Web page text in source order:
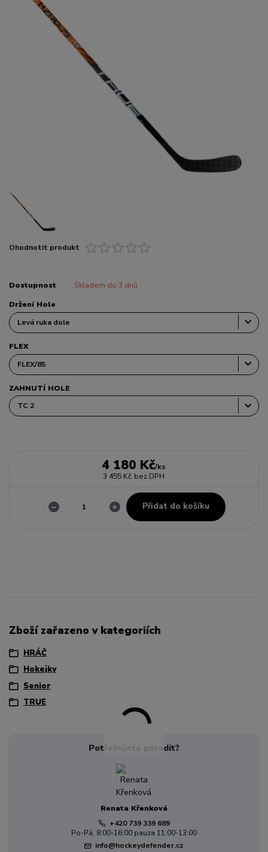
Ohodnotit produkt
Dostupnost Skladem do 3 dnů
Držení Hole
FLEX
ZAHNUTÍ HOLE
4 180 Kč/ks
3 455 Kč bez DPH
Přidat do košíku
Zboží zařazeno v kategoriích
HRÁČ
Hokejky
Senior
TRUE
Potřebujete poradit?
Renata Křenková
+420 739 339 689
Po-Pá, 8:00-16:00 pauza 11:00-13:00
info@hockeydefender.cz